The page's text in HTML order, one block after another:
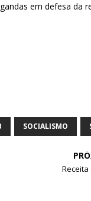
em defesa da
SOCIALISMO
Receita